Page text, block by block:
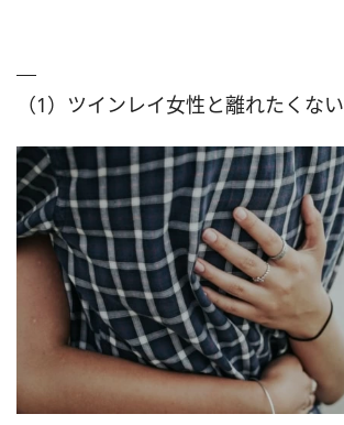
（1）ツインレイ女性と離れたくない